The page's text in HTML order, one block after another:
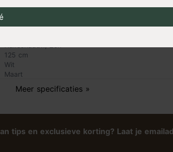
Bladverliezend
Voorjaarsbloeier,Zomerbloeier
125 cm
Wit
Maart
Meer specificaties »
tips en exclusieve korting? Laat je